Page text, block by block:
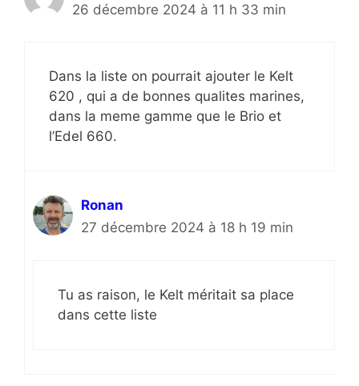
26 décembre 2024 à 11 h 33 min
Dans la liste on pourrait ajouter le Kelt
620 , qui a de bonnes qualites marines,
dans la meme gamme que le Brio et
l’Edel 660.
Ronan
27 décembre 2024 à 18 h 19 min
Tu as raison, le Kelt méritait sa place
dans cette liste